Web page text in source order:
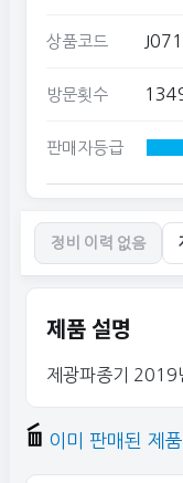
상품코드
방문횟수
판매자등급
정비 이력 없음
제품 설명
제광파종기 2019
이미 판매된 제